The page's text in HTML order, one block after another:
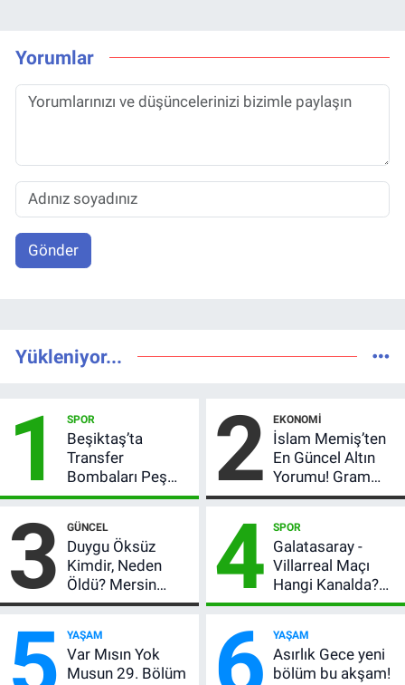
Yorumlar
Gönder
Yükleniyor...
1 SPOR
Beşiktaş’ta
Transfer
Bombaları Peş
Peşe! Adalı
Açıkladı, 5 Yıldız
Daha Listede
2 EKONOMI
İslam Memiş’ten
En Güncel Altın
Yorumu! Gram
Altın İçin 6.350 TL
Beklentisi
Değişmedi
3 GÜNCEL
Duygu Öksüz
Kimdir, Neden
Öldü? Mersin
Basınının Acı
4 SPOR
Galatasaray -
Villarreal Maçı
Hangi Kanalda?
Hazırlık Maçı Ne
Kaçta, Nereden
İzlenir?
YAŞAM
Var Mısın Yok
Musun 29. Bölüm
YAŞAM
Asırlık Gece yeni
bölüm bu akşam!